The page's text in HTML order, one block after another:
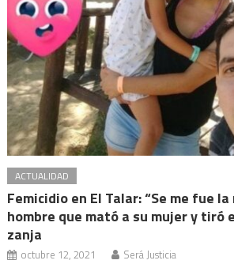
ACTUALIDAD
Femicidio en El Talar: “Se me fue
hombre que mató a su mujer y tiró
zanja
octubre 12, 2021 Será Justicia